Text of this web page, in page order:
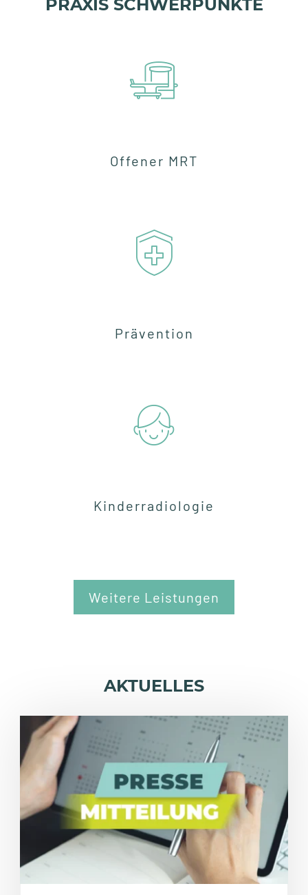
PRAXIS SCHWERPUNKTE
Offener MRT
Prävention
Kinderradiologie
Weitere Leistungen
AKTUELLES